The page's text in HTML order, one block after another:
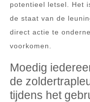
potentieel letsel. Het
de staat van de
direct actie te
voorkomen.
Moedig
de
tijdens het